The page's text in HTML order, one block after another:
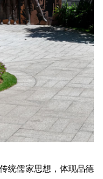
统儒家思想，体现品德